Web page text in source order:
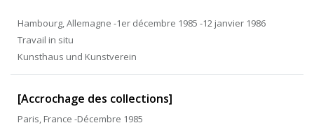
Hambourg, Allemagne -1er décembre 1985 -12 janvier 1986
Travail in situ
Kunsthaus und Kunstverein
[Accrochage des collections]
Paris, France -Décembre 1985